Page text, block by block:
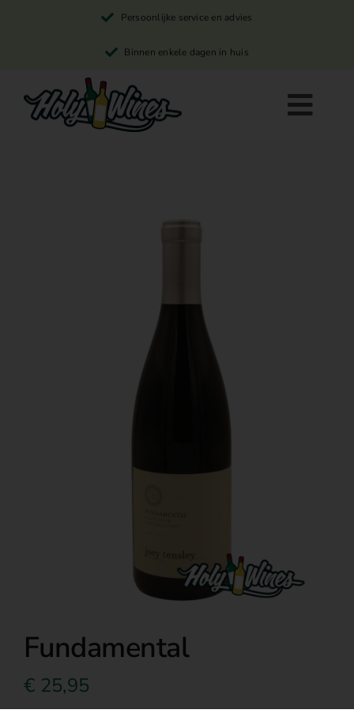
Persoonlijke service en advies
Binnen enkele dagen in huis
Fundamental
€ 25,95